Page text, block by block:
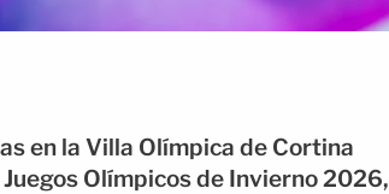
en la Villa Olímpica de Cortina
Olímpicos de Invierno 2026,